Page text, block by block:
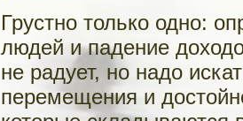
Грустно только одно:
людей и падение
не радует, но надо
перемещения и